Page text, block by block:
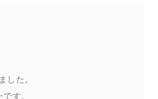
した。
す。